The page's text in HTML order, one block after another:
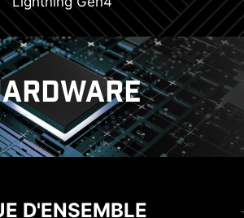
D'ENSEMBLE
CORE BOOST